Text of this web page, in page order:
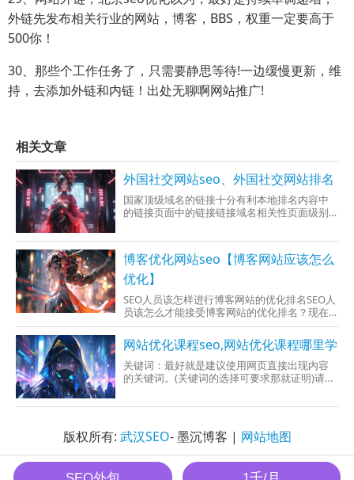
外链先发布相关行业的网站，博客，BBS，权重一定要高于
500你！
30、那些个工作任务了，只需要静思等待!一边缓慢更新，维
持，去添加外链和内链！出处无聊啊网站推广!
相关文章
外国社交网站seo、外国社交网站排名
国家顶级域名的链接十分有利本地排名内容中
的链接页面中的链接链接域名相关性页面级别
词正常了的
博客优化网站seo【博客网站应该怎么
优化】
SEO人员该怎样进行博客网站的优化排名SEO人
员该怎么才能接受博客网站的优化排名？现在
博客早就不单单是做一个网站那就简单点，提
供高质量的内容才是博客的价值原先，现在大
部分SEO优化人员都有吧一个属于什么自己的博
客，博客做的好做别的的网站优化也一样很这
手。应该是刚才学习S
网站优化课程seo,网站优化课程哪里学
关键词：最好就是建议使用网页直接出现内容
的关键词。(关键词的选择可要求那就证明)请
字最好别
版权所有: 武汉SEO- 墨沉博客 | 网站地图
墨沉SEO All Rights Reserved.